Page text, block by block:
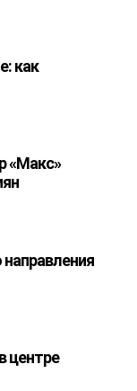
как
«Макс»
центре